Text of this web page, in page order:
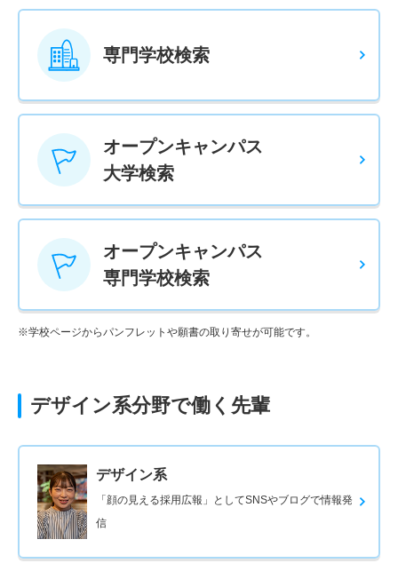
専門学校検索
オープンキャンパス
大学検索
オープンキャンパス
専門学校検索
※学校ページからパンフレットや願書の取り寄せが可能です。
デザイン系分野で働く先輩
デザイン系
「顔の見える採用広報」としてSNSやブログで情報発
信